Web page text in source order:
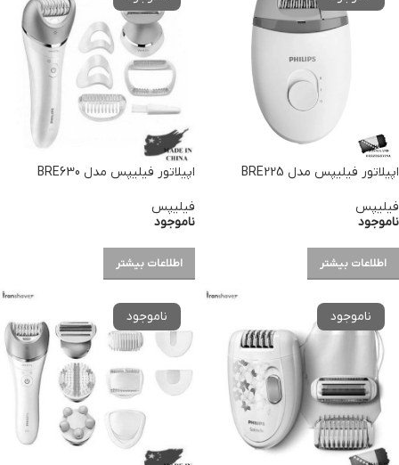
اپیلاتور فیلیپس مدل BRE225
فیلیپس
ناموجود
اطلاعات بیشتر
اپیلاتور فیلیپس مدل BRE630
فیلیپس
ناموجود
اطلاعات بیشتر